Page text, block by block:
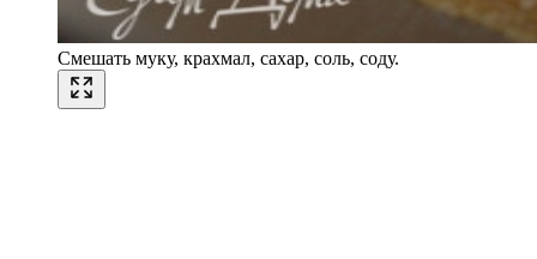
Смешать муку, крахмал, сахар, соль, соду.